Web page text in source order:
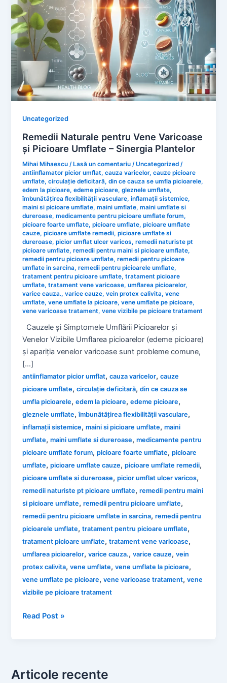
Uncategorized
Remedii Naturale pentru Vene Varicoase
și Picioare Umflate – Sinergia Plantelor
Mihai Mihaescu /Lasă un comentariu /Uncategorized /
antiinflamator picior umflat,cauza varicelor,cauze picioare
umflate,circulație deficitară,din ce cauza se umfla picioarele,
edem la picioare,edeme picioare,gleznele umflate,
îmbunătățirea flexibilității vasculare,inflamații sistemice,
maini si picioare umflate,maini umflate,maini umflate si
dureroase,medicamente pentru picioare umflate forum,
picioare foarte umflate,picioare umflate,picioare umflate
cauze,picioare umflate remedii,picioare umflate si
dureroase,picior umflat ulcer varicos,remedii naturiste pt
picioare umflate,remedii pentru maini si picioare umflate,
remedii pentru picioare umflate,remedii pentru picioare
umflate in sarcina,remedii pentru picioarele umflate,
tratament pentru picioare umflate,tratament picioare
umflate,tratament vene varicoase,umflarea picioarelor,
varice cauza.,varice cauze,vein protex calivita,vene
umflate,vene umflate la picioare,vene umflate pe picioare,
vene varicoase tratament,vene vizibile pe picioare tratament
Cauzele și Simptomele Umflării Picioarelor și
Venelor Vizibile Umflarea picioarelor (edeme picioare)
și apariția venelor varicoase sunt probleme comune,
[…]
antiinflamator picior umflat,cauza varicelor,cauze
picioare umflate,circulație deficitară,din ce cauza se
umfla picioarele,edem la picioare,edeme picioare,
gleznele umflate,îmbunătățirea flexibilității vasculare,
inflamații sistemice,maini si picioare umflate,maini
umflate,maini umflate si dureroase,medicamente pentru
picioare umflate forum,picioare foarte umflate,picioare
umflate,picioare umflate cauze,picioare umflate remedii,
picioare umflate si dureroase,picior umflat ulcer varicos,
remedii naturiste pt picioare umflate,remedii pentru maini
si picioare umflate,remedii pentru picioare umflate,
remedii pentru picioare umflate in sarcina,remedii pentru
picioarele umflate,tratament pentru picioare umflate,
tratament picioare umflate,tratament vene varicoase,
umflarea picioarelor,varice cauza.,varice cauze,vein
protex calivita,vene umflate,vene umflate la picioare,
vene umflate pe picioare,vene varicoase tratament,vene
vizibile pe picioare tratament
Remedii
și
Read Post »
Articole recente